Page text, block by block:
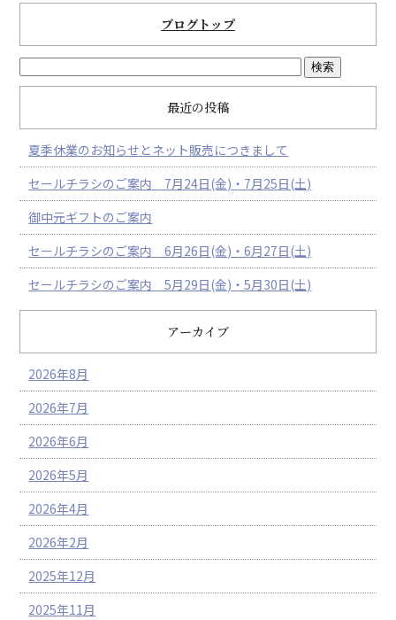
ブログトップ
最近の投稿
夏季休業のお知らせとネット販売につきまして
セールチラシのご案内 7月24日(金)・7月25日(土)
御中元ギフトのご案内
セールチラシのご案内 6月26日(金)・6月27日(土)
セールチラシのご案内 5月29日(金)・5月30日(土)
アーカイブ
2026年8月
2026年7月
2026年6月
2026年5月
2026年4月
2026年2月
2025年12月
2025年11月